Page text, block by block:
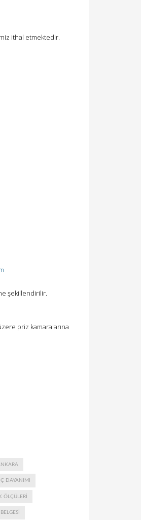
ithal etmektedir.
şekillendirilir.
priz kamaralarına
DAYANIMI
ÖLÇÜLERI